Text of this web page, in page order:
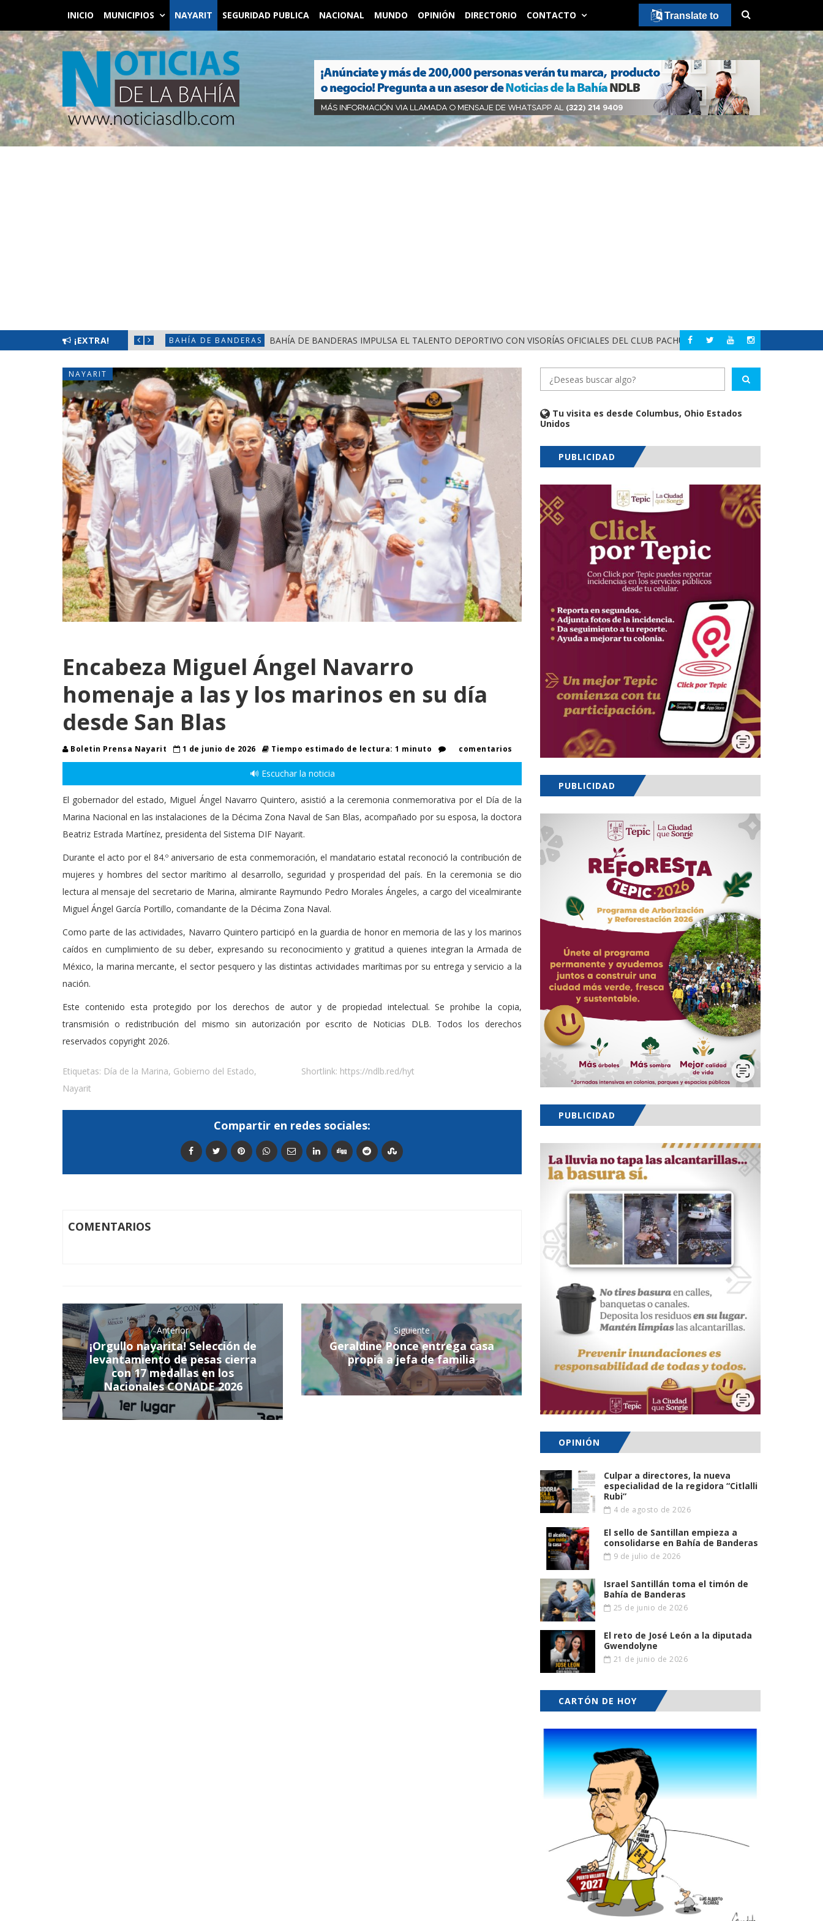
INICIO MUNICIPIOS NAYARIT SEGURIDAD PUBLICA NACIONAL MUNDO OPINIÓN DIRECTORIO CONTACTO
¡EXTRA!
EN COMPOSTELA BAHÍA DE BANDERAS BAHÍA DE BANDERAS IMPULSA EL TALENTO DEPORTIVO CON VISORÍAS OFICIALES DEL CLUB PACHUCA BAHÍA DE BANDERAS
NAYARIT
Encabeza Miguel Ángel Navarro
homenaje a las y los marinos en su día
desde San Blas
Boletin Prensa Nayarit 1 de junio de 2026 Tiempo estimado de lectura: 1 minuto comentarios
🔊 Escuchar la noticia
El gobernador del estado, Miguel Ángel Navarro Quintero, asistió a la ceremonia conmemorativa por el Día de la
Marina Nacional en las instalaciones de la Décima Zona Naval de San Blas, acompañado por su esposa, la doctora
Beatriz Estrada Martínez, presidenta del Sistema DIF Nayarit.
Durante el acto por el 84.º aniversario de esta conmemoración, el mandatario estatal reconoció la contribución de
mujeres y hombres del sector marítimo al desarrollo, seguridad y prosperidad del país. En la ceremonia se dio
lectura al mensaje del secretario de Marina, almirante Raymundo Pedro Morales Ángeles, a cargo del vicealmirante
Miguel Ángel García Portillo, comandante de la Décima Zona Naval.
Como parte de las actividades, Navarro Quintero participó en la guardia de honor en memoria de las y los marinos
caídos en cumplimiento de su deber, expresando su reconocimiento y gratitud a quienes integran la Armada de
México, la marina mercante, el sector pesquero y las distintas actividades marítimas por su entrega y servicio a la
nación.
Este contenido esta protegido por los derechos de autor y de propiedad intelectual. Se prohibe la copia,
transmisión o redistribución del mismo sin autorización por escrito de Noticias DLB. Todos los derechos
reservados copyright 2026.
Etiquetas: Día de la Marina, Gobierno del Estado,
Nayarit
Shortlink: https://ndlb.red/hyt
Compartir en redes sociales:
COMENTARIOS
Anterior
¡Orgullo nayarita! Selección de
levantamiento de pesas cierra
con 17 medallas en los
Nacionales CONADE 2026
Siguiente
Geraldine Ponce entrega casa
propia a jefa de familia
Tu visita es desde Columbus, Ohio Estados
Unidos
PUBLICIDAD
PUBLICIDAD
PUBLICIDAD
OPINIÓN
Culpar a directores, la nueva
especialidad de la regidora “Citlalli
Rubi”
4 de agosto de 2026
El sello de Santillan empieza a
consolidarse en Bahía de Banderas
9 de julio de 2026
Israel Santillán toma el timón de
Bahía de Banderas
25 de junio de 2026
El reto de José León a la diputada
Gwendolyne
21 de junio de 2026
CARTÓN DE HOY
Translate to